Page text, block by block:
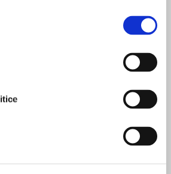
York Times
unlike any book I have ever
part love story, part art work
nu există recenzii
the author of Century Girl: 100
Doris Eaton Travis, Last Living